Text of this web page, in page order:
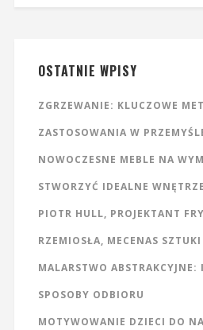
OSTATNIE WPISY
ZGRZEWANIE: KLUCZOWE
ZASTOSOWANIA W
NOWOCZESNE MEBLE NA
STWORZYĆ IDEALNE
PIOTR HULL, PROJEKTANT
RZEMIOSŁA, MECENAS SZTUKI
MALARSTWO ABSTRAKCYJNE:
SPOSOBY ODBIORU
MOTYWOWANIE DZIECI DO